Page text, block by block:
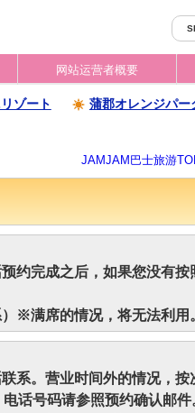
网站运营者概要
ゾート 蒲郡オレンジパー
JAMJAM巴士旅游
约完成之后，如果您没有按
※满席的情况，将无法利用
系。营业时间外的情况，按
话号码请参照预约确认邮